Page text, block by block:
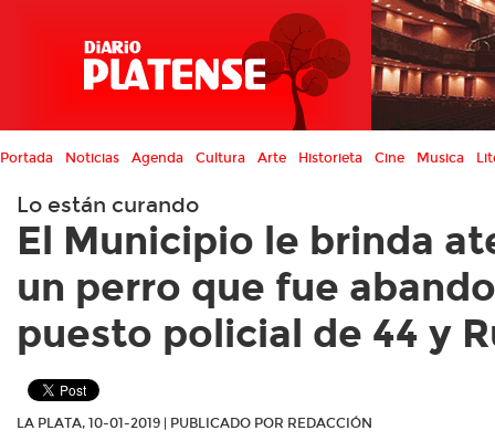
Portada Noticias Agenda Cultura Arte Historieta Cine Musica
Lo están curando
El Municipio le brinda
un perro que fue
puesto policial de 44 y
LA PLATA, 10-01-2019 | PUBLICADO POR REDACCIÓN